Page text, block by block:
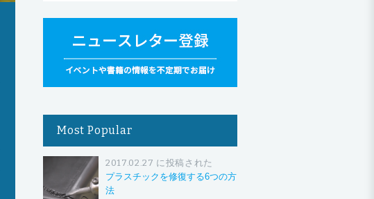
Most Popular
2017.02.27 に投稿された
プラスチックを修復する6つの方
法